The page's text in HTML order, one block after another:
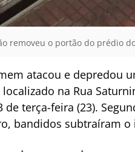
removeu o portão do prédio
atacou e depredou
na Rua
de terça-feira (23).
bandidos subtraíram